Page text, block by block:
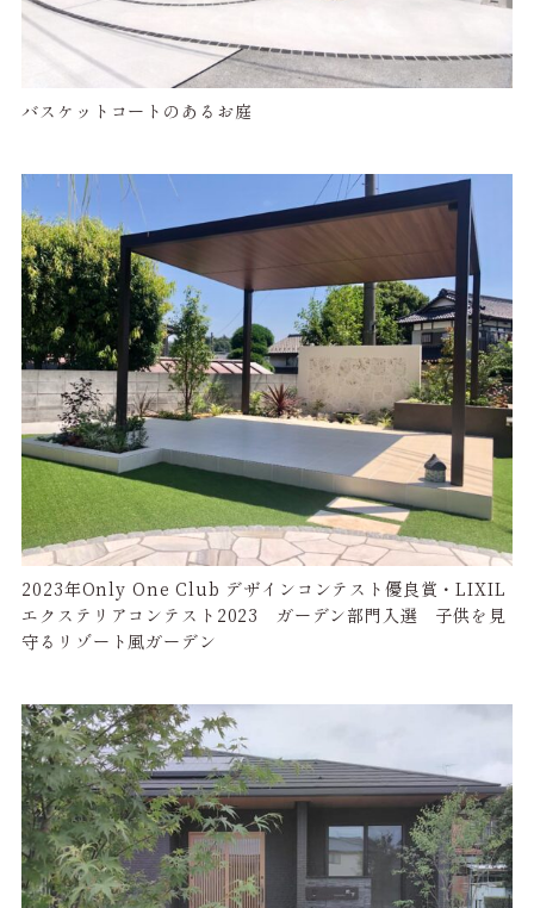
バスケットコートのあるお庭
2023年Only One Club デザインコンテスト優良賞・LIXIL
エクステリアコンテスト2023 ガーデン部門入選 子供を見
守るリゾート風ガーデン